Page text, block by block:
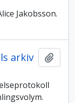
Jakobsson.
arkiv